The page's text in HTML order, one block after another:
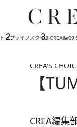
トップライフスタイル
CREA'S
【
CREA編集